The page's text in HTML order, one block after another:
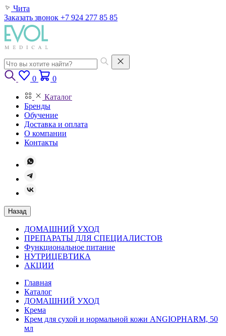
Чита
Заказать звонок +7 924 277 85 85
0 0
Каталог
Бренды
Обучение
Доставка и оплата
О компании
Контакты
Назад
ДОМАШНИЙ УХОД
ПРЕПАРАТЫ ДЛЯ СПЕЦИАЛИСТОВ
Функциональное питание
НУТРИЦЕВТИКА
АКЦИИ
Главная
Каталог
ДОМАШНИЙ УХОД
Крема
Крем для сухой и нормальной кожи ANGIOPHARM, 50
мл